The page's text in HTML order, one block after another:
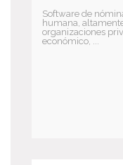
Software de
humana,
organizaciones
económico, ...